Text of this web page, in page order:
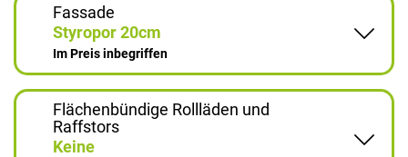
Fassade
Styropor 20cm
Im Preis inbegriffen
Flächenbündige Rollläden und
Raffstors
Keine